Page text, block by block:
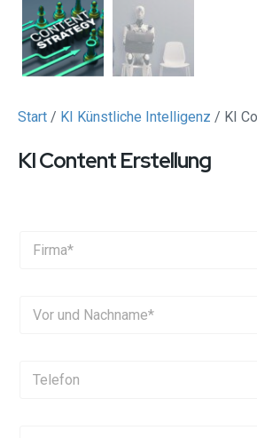
Start / KI Künstliche Intelligenz / KI
KI Content Erstellung